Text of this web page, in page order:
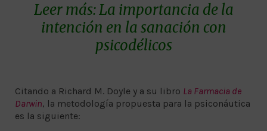
Leer más:La importancia de la
intención en la sanación con
psicodélicos
Citando a Richard M. Doyle y a su libro La Farmacia de
Darwin, la metodología propuesta para la psiconáutica
es la siguiente: